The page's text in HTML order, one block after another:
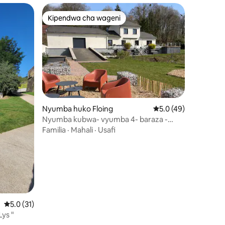
67
Ukadiriaji wa wastani wa 5.0 kati ya 5, tathmini 31
5.0 (31)
"
Kipendwa cha wageni
Kipendwa cha wageni
Nyumba huko Floing Ukadiriaji wa
5.0 (49)
Nyumba kubwa- vyumba 4- baraza -
bustani
Familia · Mahali · Usafi